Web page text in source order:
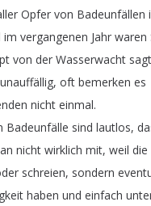
Opfer von Badeunfällen
im vergangenen Jahr waren
von der Wasserwacht sagt
unauffällig, oft bemerken es
nicht einmal.
Badeunfälle sind lautlos,
nicht wirklich mit, weil die
schreien, sondern
haben und einfach